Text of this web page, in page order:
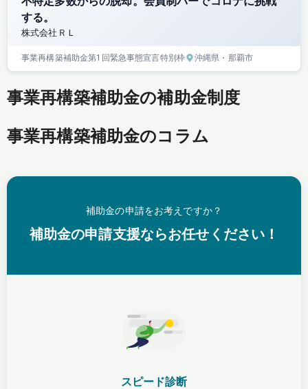
する。
株式会社ＲＬ
事業再構築補助金第1回緊急事態宣言特別枠 沖縄県 ・那覇市
事業再構築補助金の補助金制度
事業再構築補助金のコラム
補助金の申請をお考えですか？
補助金の申請支援ならお任せください！
スピード診断